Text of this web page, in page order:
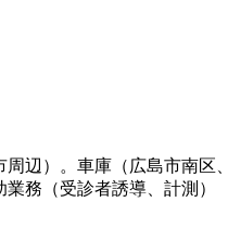
辺）。車庫（広島市南区
務（受診者誘導、計測）